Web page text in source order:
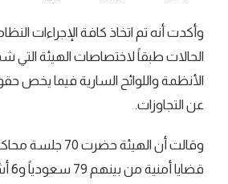
وأكدت أنه تم اتخاذ كافة الإجراءات
الحالات طبقاً لاختصاصات الهيئة التي
‏الأنظمة واللوائح السارية فيما يخص
‏عن التجاوزات.‏